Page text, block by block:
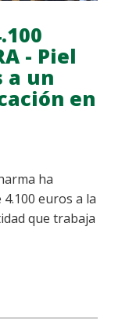
- Piel
a un
en
ha
euros a la
que trabaja